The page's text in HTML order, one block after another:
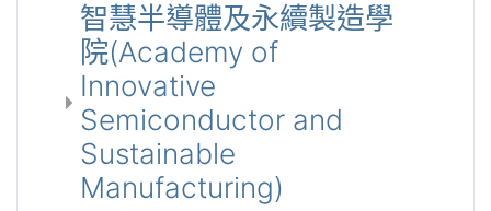
智慧半導體及永續製造學
院(Academy of
Innovative
Semiconductor and
Sustainable
Manufacturing)